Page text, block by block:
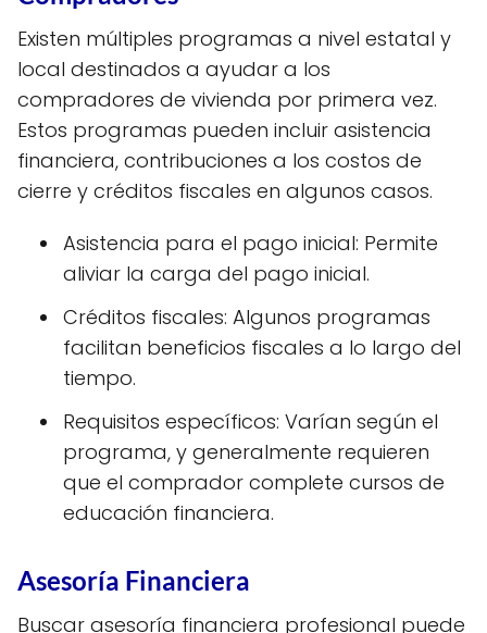
Existen múltiples programas a nivel estatal y
local destinados a ayudar a los
compradores de vivienda por primera vez.
Estos programas pueden incluir asistencia
financiera, contribuciones a los costos de
cierre y créditos fiscales en algunos casos.
Asistencia para el pago inicial: Permite
aliviar la carga del pago inicial.
Créditos fiscales: Algunos programas
facilitan beneficios fiscales a lo largo del
tiempo.
Requisitos específicos: Varían según el
programa, y generalmente requieren
que el comprador complete cursos de
educación financiera.
Asesoría Financiera
Buscar asesoría financiera profesional puede